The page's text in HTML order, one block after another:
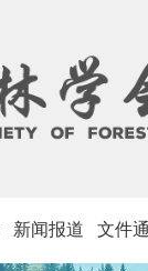
新闻报道 文件